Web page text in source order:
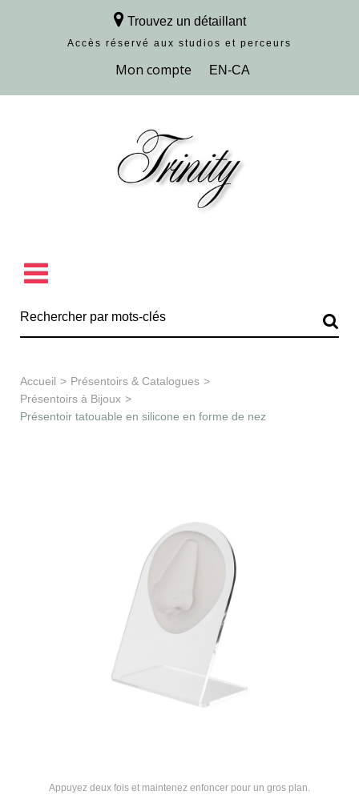
Trouvez un détaillant
Accès réservé aux studios et perceurs
Découvrir la collection
Besoin d’aide ?
Accueil > Présentoirs & Catalogues >
Présentoirs à Bijoux >
Présentoir tatouable en silicone en forme de nez
Appuyez deux fois et maintenez enfoncer pour un gros plan.